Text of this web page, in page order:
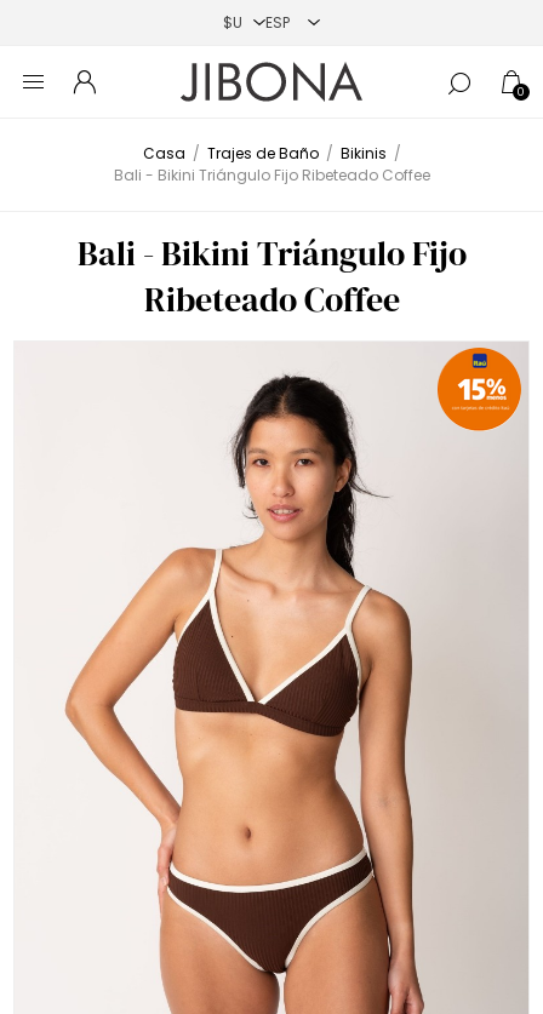
0
Casa / Trajes de Baño / Bikinis /
Bali - Bikini Triángulo Fijo Ribeteado Coffee
Bali - Bikini Triángulo Fijo
Ribeteado Coffee